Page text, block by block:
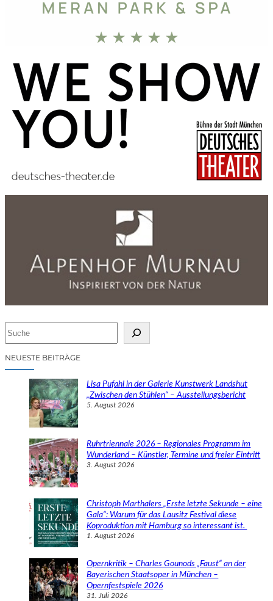
cNEUESTE BEITRÄGE
Lisa Pufahl in der Galerie Kunstwerk Landshut
„Zwischen den Stühlen“ – Ausstellungsbericht
5. August 2026
Ruhrtriennale 2026 – Regionales Programm im
Wunderland – Künstler, Termine und freier Eintritt
3. August 2026
Christoph Marthalers „Erste letzte Sekunde – eine
Gala“: Warum für das Lausitz Festival diese
Koproduktion mit Hamburg so interessant ist.
1. August 2026
Opernkritik – Charles Gounods „Faust“ an der
Bayerischen Staatsoper in München –
Opernfestspiele 2026
31. Juli 2026